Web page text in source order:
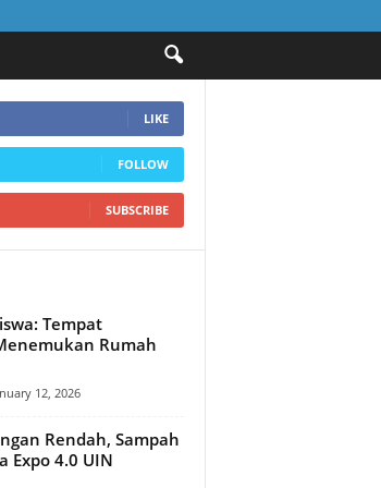
LIKE
FOLLOW
SUBSCRIBE
Tempat
Rumah
12, 2026
Rendah, Sampah
Expo 4.0 UIN